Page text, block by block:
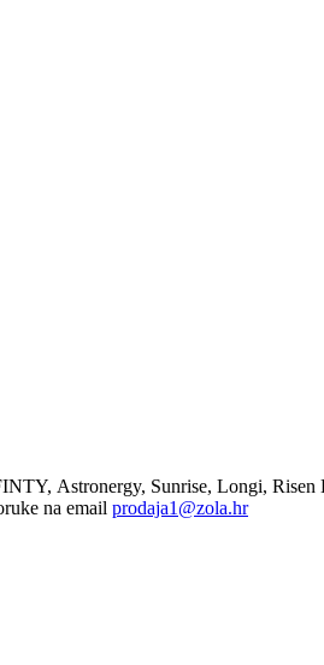
Astronergy, Sunrise, Longi, Risen
na email prodaja1@zola.hr